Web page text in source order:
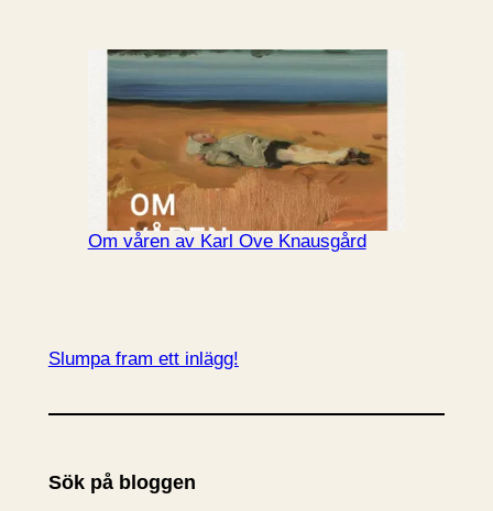
Om våren av Karl Ove Knausgård
Slumpa fram ett inlägg!
Sök på bloggen